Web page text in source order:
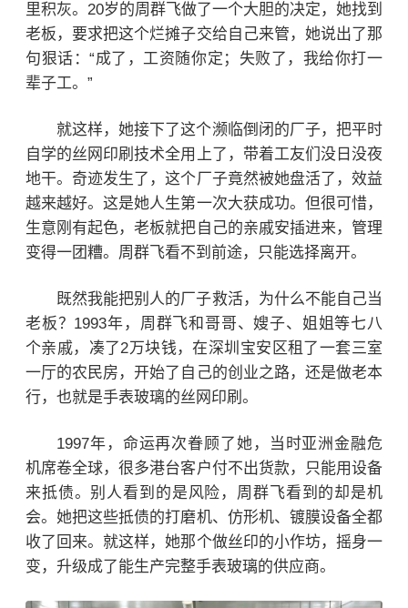
里积灰。20岁的周群飞做了一个大胆的决定，她找到
老板，要求把这个烂摊子交给自己来管，她说出了那
句狠话：“成了，工资随你定；失败了，我给你打一
辈子工。”
就这样，她接下了这个濒临倒闭的厂子，把平时
自学的丝网印刷技术全用上了，带着工友们没日没夜
地干。奇迹发生了，这个厂子竟然被她盘活了，效益
越来越好。这是她人生第一次大获成功。但很可惜，
生意刚有起色，老板就把自己的亲戚安插进来，管理
变得一团糟。周群飞看不到前途，只能选择离开。
既然我能把别人的厂子救活，为什么不能自己当
老板？1993年，周群飞和哥哥、嫂子、姐姐等七八
个亲戚，凑了2万块钱，在深圳宝安区租了一套三室
一厅的农民房，开始了自己的创业之路，还是做老本
行，也就是手表玻璃的丝网印刷。
1997年，命运再次眷顾了她，当时亚洲金融危
机席卷全球，很多港台客户付不出货款，只能用设备
来抵债。别人看到的是风险，周群飞看到的却是机
会。她把这些抵债的打磨机、仿形机、镀膜设备全都
收了回来。就这样，她那个做丝印的小作坊，摇身一
变，升级成了能生产完整手表玻璃的供应商。